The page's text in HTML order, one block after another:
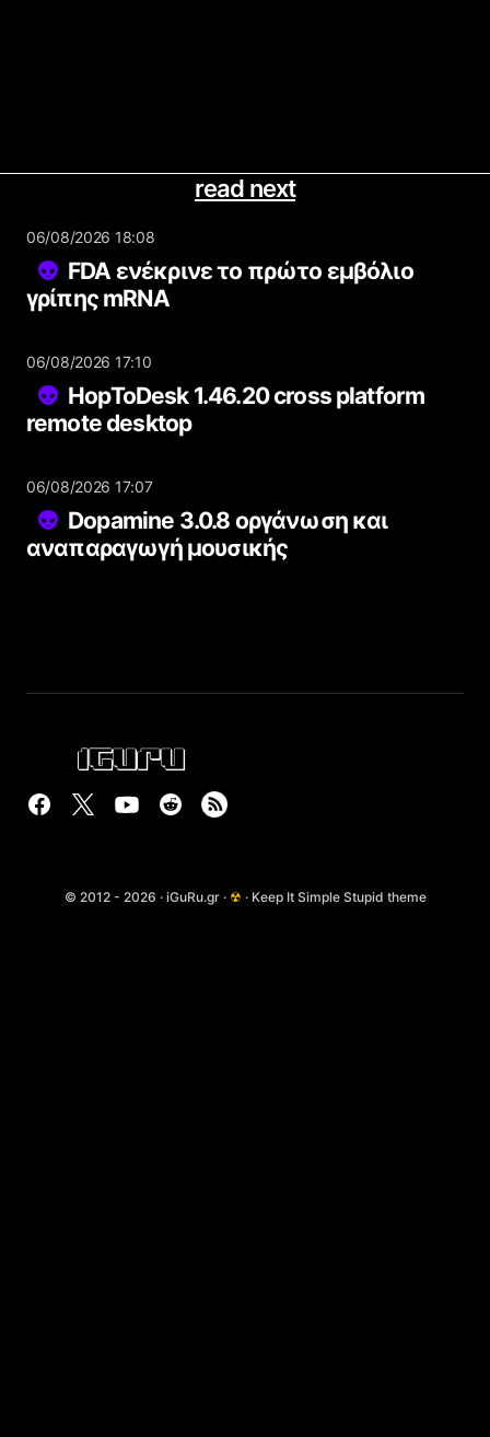
read next
06/08/2026 18:08
FDA ενέκρινε το πρώτο εμβόλιο
γρίπης mRNA
06/08/2026 17:10
HopToDesk 1.46.20 cross platform
remote desktop
06/08/2026 17:07
Dopamine 3.0.8 οργάνωση και
αναπαραγωγή μουσικής
© 2012 - 2026 · iGuRu.gr · ☢ · Keep It Simple Stupid theme